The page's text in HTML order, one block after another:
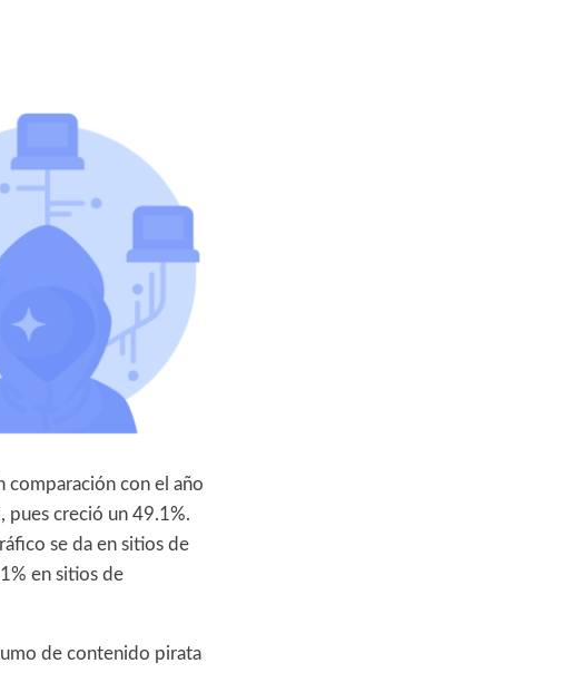
comparación con el año
pues creció un 49.1%.
se da en sitios de
en sitios de
de contenido pirata